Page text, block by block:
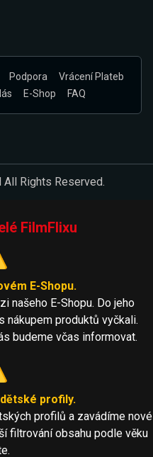
Podpora
Vrácení Plateb
E-Shop FAQ
Rights Reserved.
FilmFlixu
E-Shopu.
našeho E-Shopu. Do jeho
nákupem produktů vyčkali.
budeme včas informovat.
profily.
profilů a zavádíme nové
filtrování obsahu podle věku